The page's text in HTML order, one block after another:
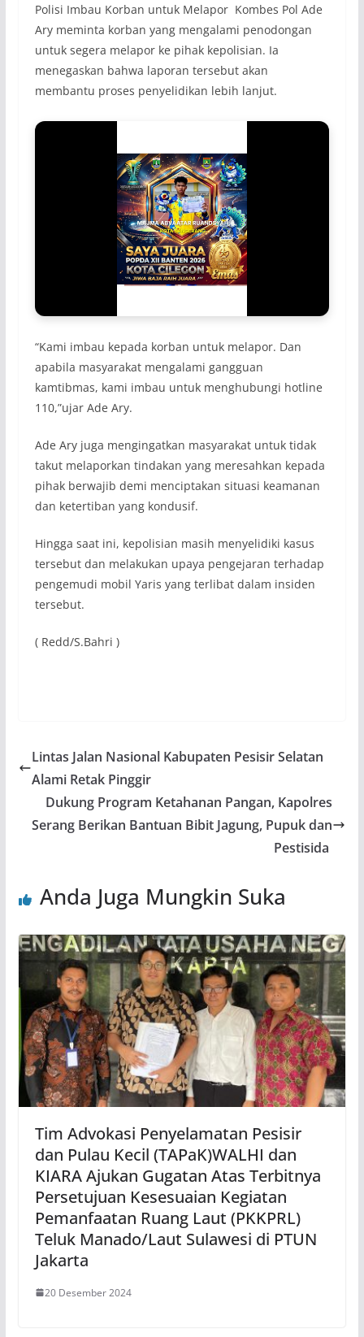
Polisi Imbau Korban untuk Melapor Kombes Pol Ade
Ary meminta korban yang mengalami penodongan
untuk segera melapor ke pihak kepolisian. Ia
menegaskan bahwa laporan tersebut akan
membantu proses penyelidikan lebih lanjut.
“Kami imbau kepada korban untuk melapor. Dan
apabila masyarakat mengalami gangguan
kamtibmas, kami imbau untuk menghubungi hotline
110,”ujar Ade Ary.
Ade Ary juga mengingatkan masyarakat untuk tidak
takut melaporkan tindakan yang meresahkan kepada
pihak berwajib demi menciptakan situasi keamanan
dan ketertiban yang kondusif.
Hingga saat ini, kepolisian masih menyelidiki kasus
tersebut dan melakukan upaya pengejaran terhadap
pengemudi mobil Yaris yang terlibat dalam insiden
tersebut.
( Redd/S.Bahri )
Lintas Jalan Nasional Kabupaten Pesisir Selatan
Alami Retak Pinggir
Dukung Program Ketahanan Pangan, Kapolres
Serang Berikan Bantuan Bibit Jagung, Pupuk dan
Pestisida
Anda Juga Mungkin Suka
Tim Advokasi Penyelamatan Pesisir
dan Pulau Kecil (TAPaK)WALHI dan
KIARA Ajukan Gugatan Atas Terbitnya
Persetujuan Kesesuaian Kegiatan
Pemanfaatan Ruang Laut (PKKPRL)
Teluk Manado/Laut Sulawesi di PTUN
Jakarta
20 Desember 2024